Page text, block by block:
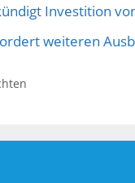
Investition
weiteren